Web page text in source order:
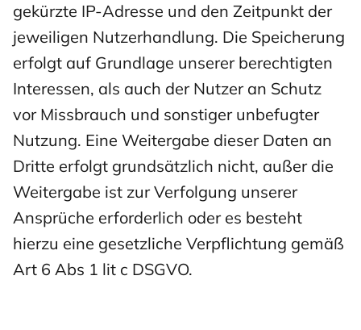
gekürzte IP-Adresse und den Zeitpunkt der
jeweiligen Nutzerhandlung. Die Speicherung
erfolgt auf Grundlage unserer berechtigten
Interessen, als auch der Nutzer an Schutz
vor Missbrauch und sonstiger unbefugter
Nutzung. Eine Weitergabe dieser Daten an
Dritte erfolgt grundsätzlich nicht, außer die
Weitergabe ist zur Verfolgung unserer
Ansprüche erforderlich oder es besteht
hierzu eine gesetzliche Verpflichtung gemäß
Art 6 Abs 1 lit c DSGVO.